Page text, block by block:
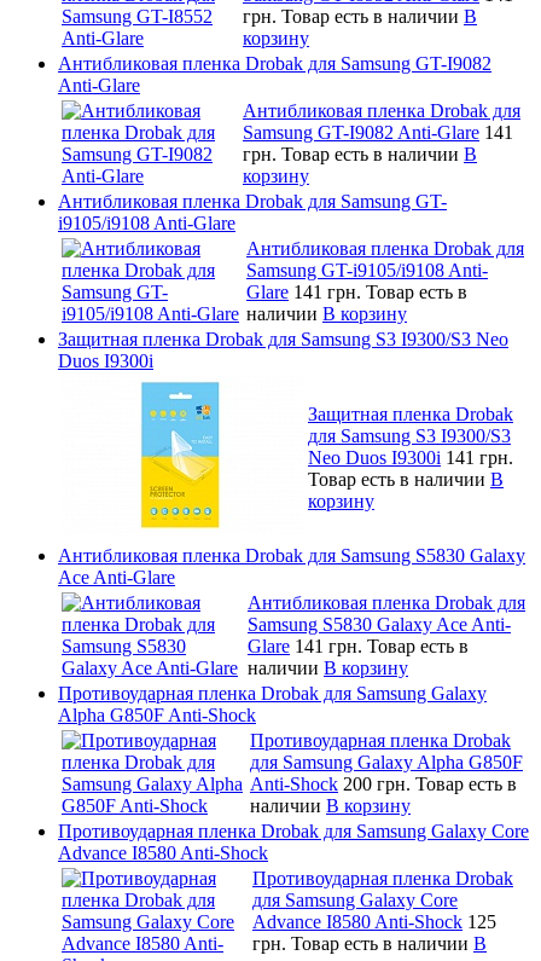
грн. Товар есть в наличии В
корзину
Антибликовая пленка Drobak для Samsung GT-I9082
Anti-Glare
Антибликовая пленка Drobak для
Samsung GT-I9082 Anti-Glare 141
грн. Товар есть в наличии В
корзину
Антибликовая пленка Drobak для Samsung GT-
i9105/i9108 Anti-Glare
Антибликовая пленка Drobak для
Samsung GT-i9105/i9108 Anti-
Glare 141 грн. Товар есть в
наличии В корзину
Защитная пленка Drobak для Samsung S3 I9300/S3 Neo
Duos I9300i
Защитная пленка Drobak
для Samsung S3 I9300/S3
Neo Duos I9300i 141 грн.
Товар есть в наличии В
корзину
Антибликовая пленка Drobak для Samsung S5830 Galaxy
Ace Anti-Glare
Антибликовая пленка Drobak для
Samsung S5830 Galaxy Ace Anti-
Glare 141 грн. Товар есть в
наличии В корзину
Противоударная пленка Drobak для Samsung Galaxy
Alpha G850F Anti-Shock
Противоударная пленка Drobak
для Samsung Galaxy Alpha G850F
Anti-Shock 200 грн. Товар есть в
наличии В корзину
Противоударная пленка Drobak для Samsung Galaxy Core
Advance I8580 Anti-Shock
Противоударная пленка Drobak
для Samsung Galaxy Core
Advance I8580 Anti-Shock 125
грн. Товар есть в наличии В